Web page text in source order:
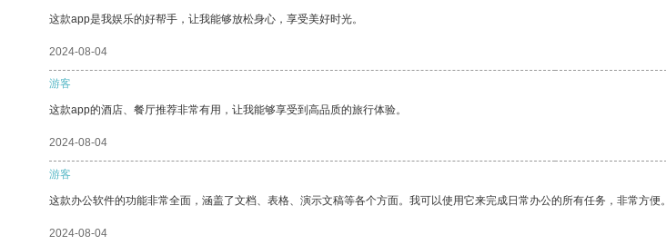
这款app是我娱乐的好帮手，让我能够放松身心，享受美好时光。
2024-08-04
游客
这款app的酒店、餐厅推荐非常有用，让我能够享受到高品质的旅行体验。
2024-08-04
游客
这款办公软件的功能非常全面，涵盖了文档、表格、演示文稿等各个方面。我可以使用它来完成日常办公的所有任务，非常方便。
2024-08-04